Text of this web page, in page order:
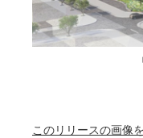
このリリースの画像